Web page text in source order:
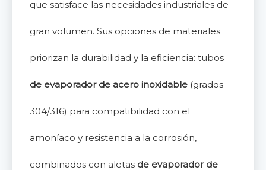
que satisface las necesidades industriales de
gran volumen. Sus opciones de materiales
priorizan la durabilidad y la eficiencia: tubos
de evaporador de acero inoxidable (grados
304/316) para compatibilidad con el
amoníaco y resistencia a la corrosión,
combinados con aletas de evaporador de